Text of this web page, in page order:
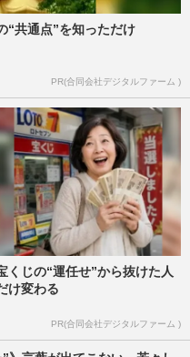
“共通点”を知っただけ
PR(合同会社デジタルファーム )
くじの“運任せ”から抜けた人
け変わる
PR(合同会社デジタルファーム )